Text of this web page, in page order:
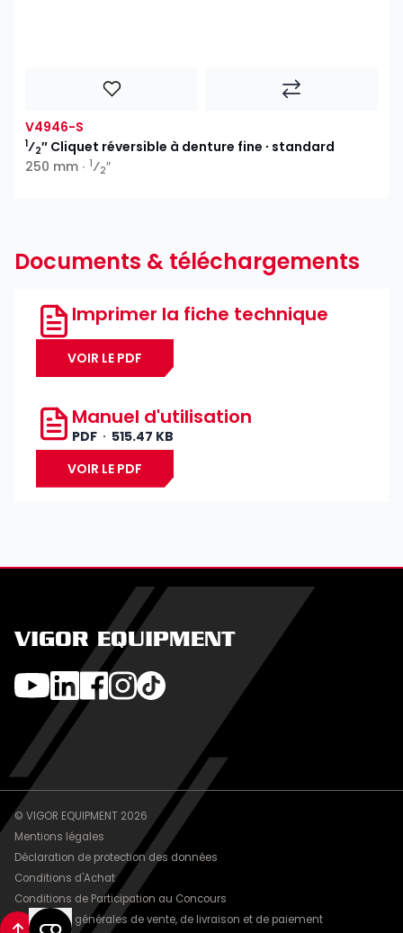
V4946-S
1⁄2″ Cliquet réversible à denture fine ∙ standard
250 mm ∙ 1⁄2″
Documents & téléchargements
Imprimer la fiche technique
VOIR LE PDF
Manuel d'utilisation
PDF
515.47 KB
VOIR LE PDF
VIGOR EQUIPMENT
© VIGOR EQUIPMENT 2026
Mentions légales
Déclaration de protection des données
Conditions d'Achat
Conditions de Participation au Concours
Conditions générales de vente, de livraison et de paiement